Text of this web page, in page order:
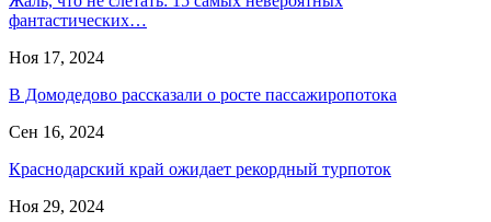
фантастических…
Ноя 17, 2024
В Домодедово рассказали о росте пассажиропотока
Сен 16, 2024
Краснодарский край ожидает рекордный турпоток
Ноя 29, 2024